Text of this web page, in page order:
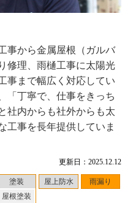
更新日：2025.12.12
塗装
屋根塗装
屋上防水 雨漏り
事から金属屋根（ガルバ
修理、雨樋工事に太陽光
事まで幅広く対応してい
「丁寧で、仕事をきっち
社内からも社外からも太
工事を長年提供していま